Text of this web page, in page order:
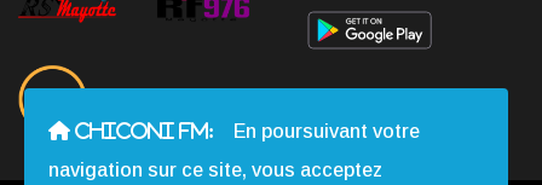
CHICONI FM:
En poursuivant votre
navigation sur ce site, vous acceptez